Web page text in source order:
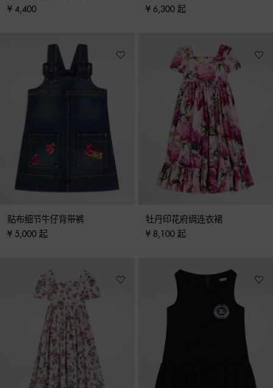
¥ 4,400
¥ 6,300 起
贴布细节牛仔背带裤
¥ 5,000 起
牡丹印花府绸连衣裙
¥ 8,100 起